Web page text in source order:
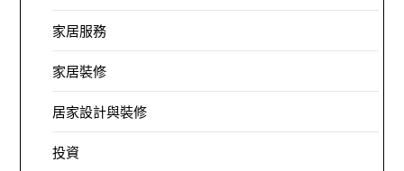
家居服務
家居裝修
居家設計與裝修
投資